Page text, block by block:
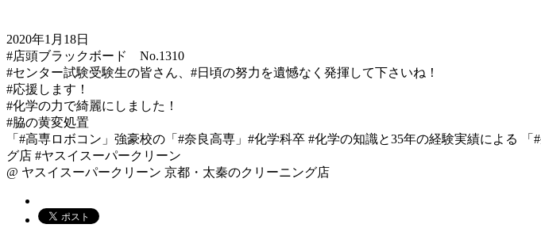
2020年1月18日
#店頭ブラックボード No.1310
#センター試験受験生の皆さん、#日頃の努力を遺憾なく発揮して下さいね！
#応援します！
#化学の力で綺麗にしました！
#脇の黄変処置
「#高専ロボコン」強豪校の「#奈良高専」#化学科卒 #化学の知識と35年の経験実績による
グ店 #ヤスイスーパークリーン
@ ヤスイスーパークリーン 京都・太秦のクリーニング店